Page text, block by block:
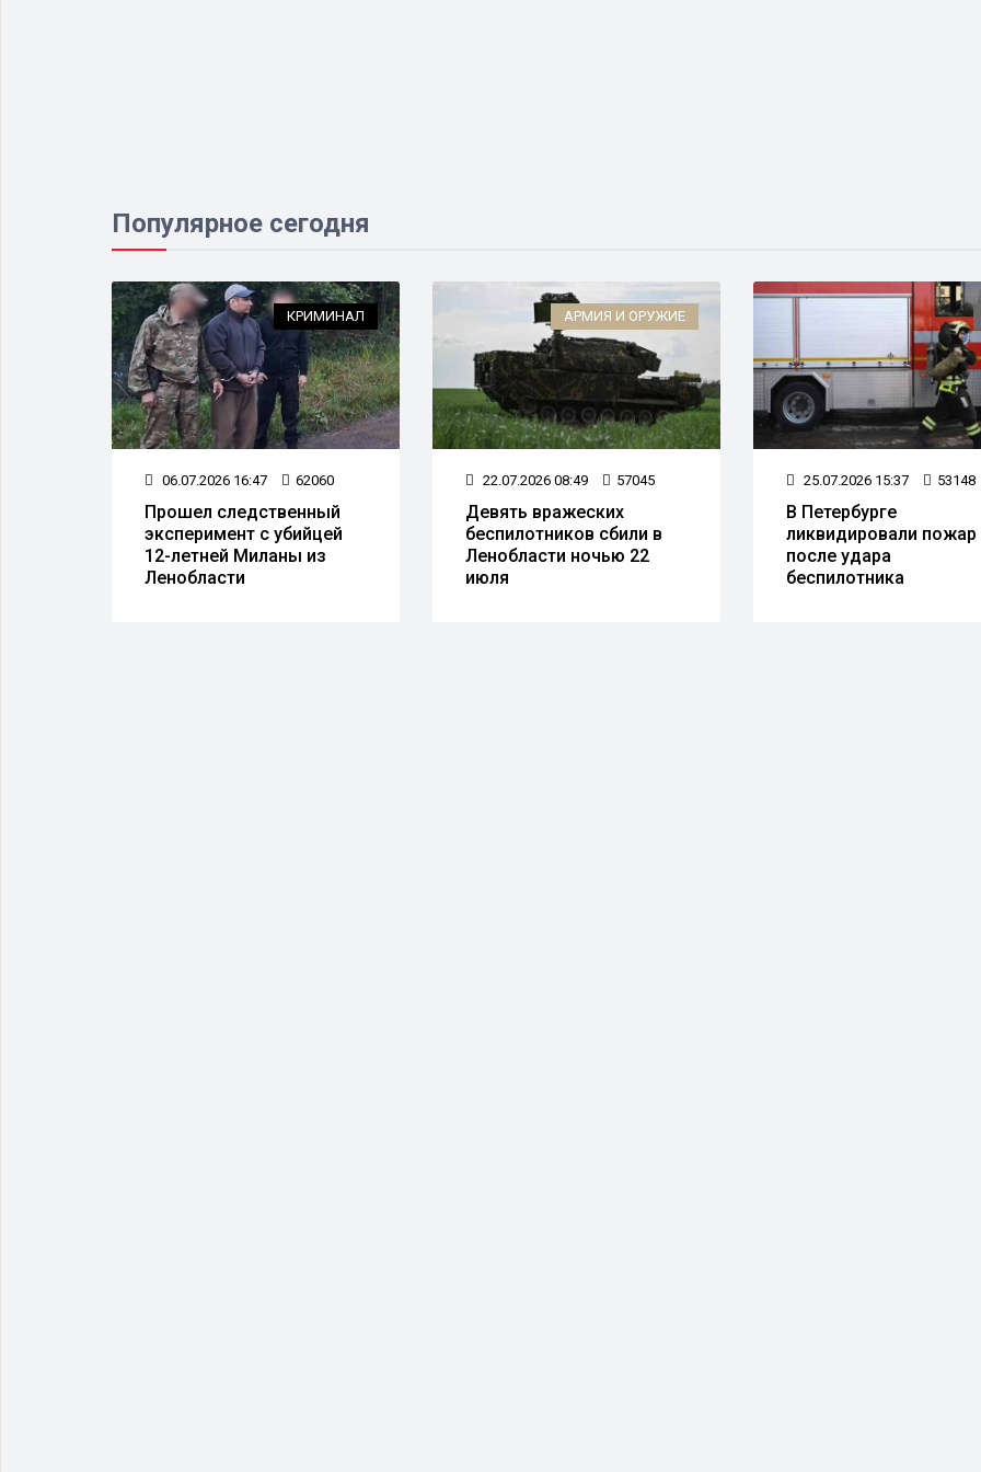
Популярное сегодня
КРИМИНАЛ
06.07.2026 16:47 62060
Прошел следственный
эксперимент с убийцей
12-летней Миланы из
Ленобласти
АРМИЯ И ОРУЖИЕ
22.07.2026 08:49 57045
Девять вражеских
беспилотников сбили в
Ленобласти ночью 22
июля
25.07.2026 15:37 53148
В Петербурге
ликвидировали пожар
после удара
беспилотника